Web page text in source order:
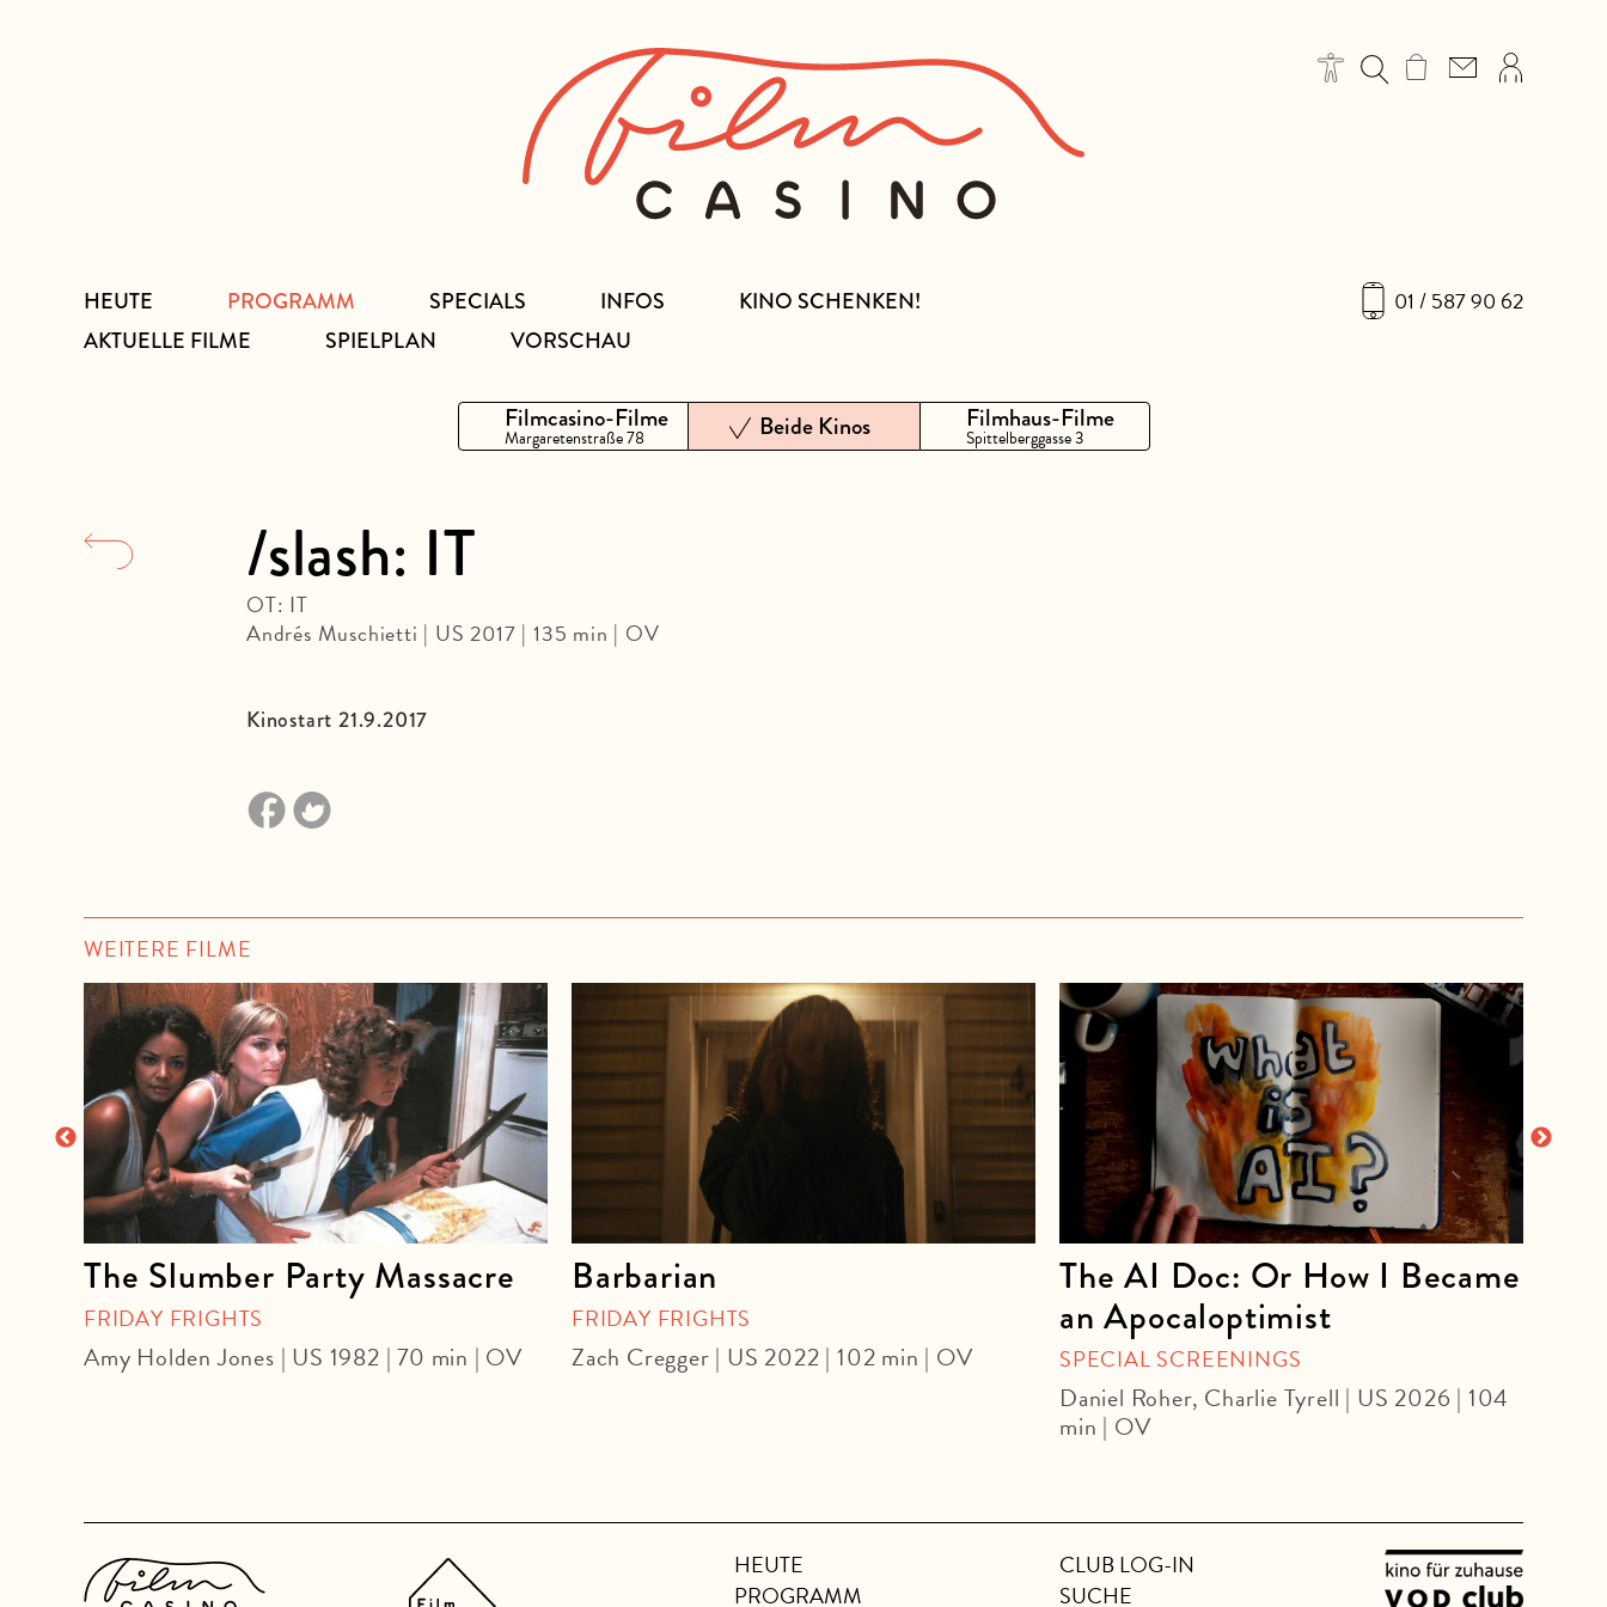
01 / 587 90 62
HEUTE
PROGRAMM
AKTUELLE FILME
SPIELPLAN VORSCHAU
SPECIALS INFOS KINO SCHENKEN!
Filmcasino-Filme
Margaretenstraße 78 Beide Kinos Filmhaus-Filme
Spittelberggasse 3
/slash: IT
OT: IT
Andrés Muschietti | US 2017 | 135 min | OV
Kinostart 21.9.2017
WEITERE FILME
The Slumber Party Massacre
FRIDAY FRIGHTS
Amy Holden Jones | US 1982 | 70 min | OV
Barbarian
FRIDAY FRIGHTS
Zach Cregger | US 2022 | 102 min | OV
The AI Doc: Or How I Became
an Apocaloptimist
SPECIAL SCREENINGS
Daniel Roher, Charlie Tyrell | US 2026 | 104
min | OV
HEUTE
PROGRAMM
CLUB LOG-IN
SUCHE